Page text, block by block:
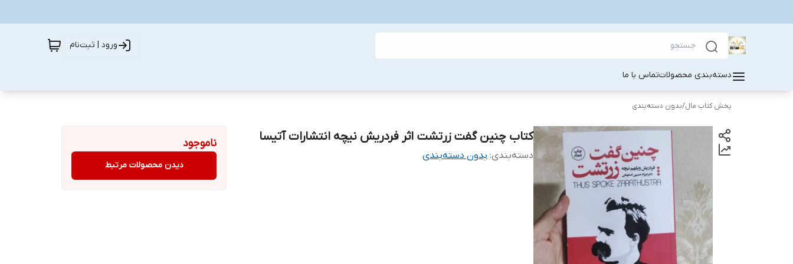
ورود | ثبت‌نام
دسته‌بندی محصولاتتماس با ما
پخش کتاب مال/بدون دسته‌بندی
کتاب چنین گفت زرتشت اثر فردریش نیچه انتشارات آتیسا
دسته‌بندی: بدون دسته‌بندی
ناموجود
دیدن محصولات مرتبط